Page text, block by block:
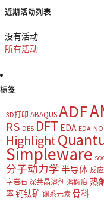
近期活动列表
没有活动
所有活动
标签
3D打印 ABAQUSADF
RS DES DFT EDA EDA-
Highlight
Simpleware
分子动力学 半导体 反
字岩石 深共晶溶剂 溶解度 热
率钙钛矿 镧系元素 骨科